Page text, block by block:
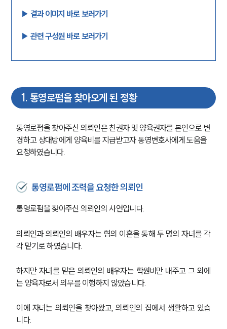
▶︎ 결과 이미지 바로 보러가기
▶︎ 관련 구성원 바로 보러가기
1. 통영로펌을 찾아오게 된 정황
통영로펌을 찾아주신 의뢰인은 친권자 및 양육권자를 본인으로 변
경하고 상대방에게 양육비를 지급받고자 통영변호사에게 도움을
요청하였습니다.
통영로펌에 조력을 요청한 의뢰인
통영로펌을 찾아주신 의뢰인의 사연입니다.
의뢰인과 의뢰인의 배우자는 협의 이혼을 통해 두 명의 자녀를 각
각 맡기로 하였습니다.
하지만 자녀를 맡은 의뢰인의 배우자는 학원비만 내주고 그 외에
는 양육자로서 의무를 이행하지 않았습니다.
이에 자녀는 의뢰인을 찾아왔고, 의뢰인의 집에서 생활하고 있습
니다.